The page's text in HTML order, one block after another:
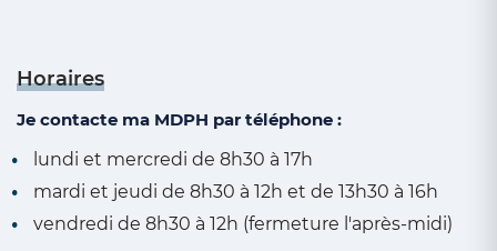
Horaires
Je contacte ma MDPH par téléphone :
lundi et mercredi de 8h30 à 17h
mardi et jeudi de 8h30 à 12h et de 13h30 à 16h
vendredi de 8h30 à 12h (fermeture l'après-midi)